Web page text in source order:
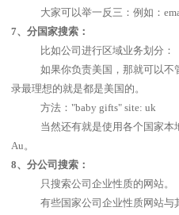
大家可以举一反三：例如：
7、分国家搜索：
比如公司进行区域业务划分：
如果你负责美国，那就可以不
录最理想的就是都是美国的。
方法： "baby gifts" site: uk
当然还有就是使用各个国家本
Au。
8、分公司搜索：
只搜索公司企业性质的网站。
有些国家公司企业性质网站与